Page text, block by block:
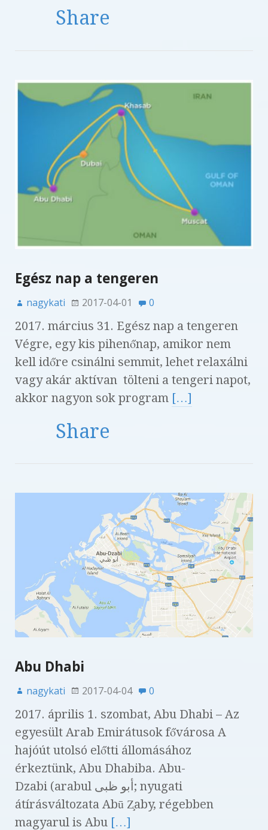
Share
Egész nap a tengeren
nagykati 2017-04-01 0
2017. március 31. Egész nap a tengeren
Végre, egy kis pihenőnap, amikor nem
kell időre csinálni semmit, lehet relaxálni
vagy akár aktívan tölteni a tengeri napot,
akkor nagyon sok program […]
Share
Abu Dhabi
nagykati 2017-04-04 0
2017. április 1. szombat, Abu Dhabi – Az
egyesült Arab Emirátusok fővárosa A
hajóút utolsó előtti állomásához
érkeztünk, Abu Dhabiba. Abu-
Dzabi (arabul أبو ظبى; nyugati
átírásváltozata Abū Z̧aby, régebben
magyarul is Abu […]